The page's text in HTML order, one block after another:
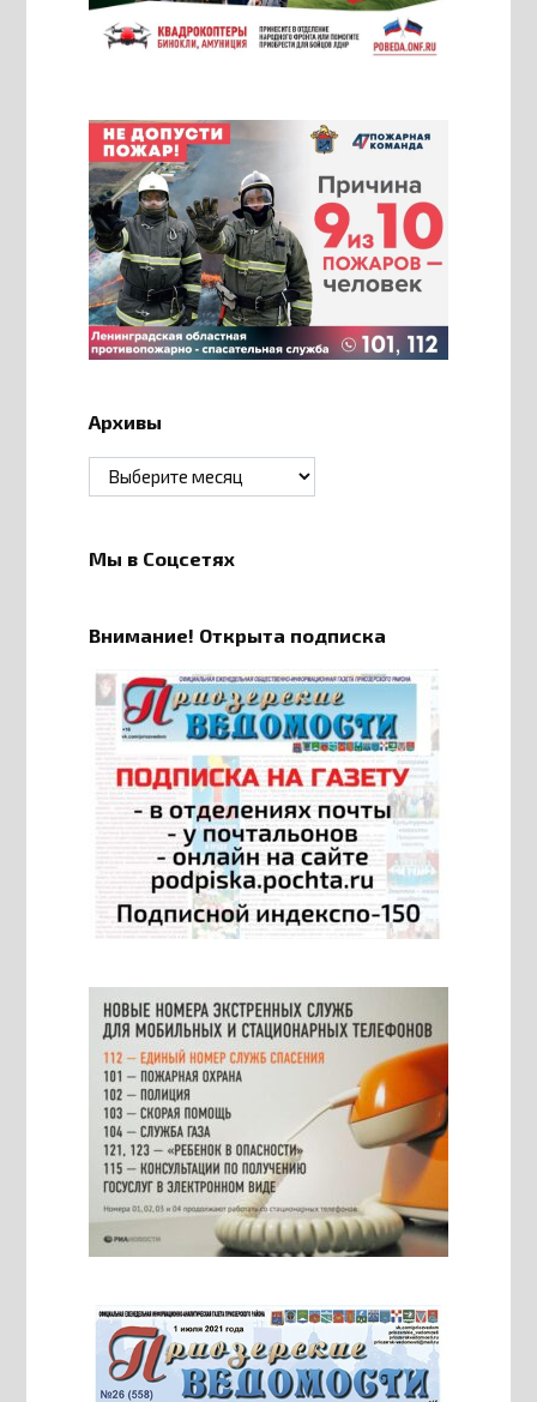
Архивы
Архивы
Мы в Соцсетях
Внимание! Открыта подписка